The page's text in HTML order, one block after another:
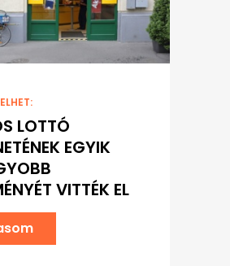
LOTTÓ
EGYIK
VITTÉK EL